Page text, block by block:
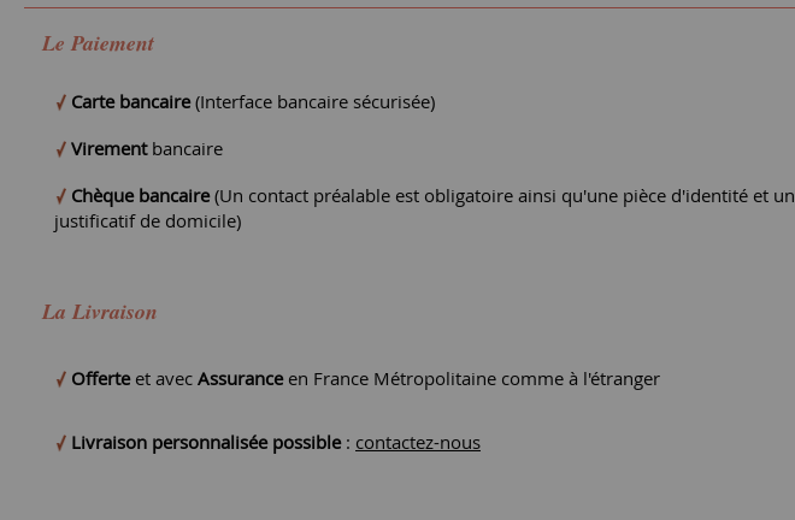
Le Paiement
Carte bancaire(Interface bancaire sécurisée)
Virementbancaire
Chèque bancaire(Un contact préalable est obligatoire ainsi qu'une pièce d'identité et un
justificatif de domicile)
La Livraison
Offerteet avec Assuranceen France Métropolitaine comme à l'étranger
Livraison personnalisée possible : contactez-nous